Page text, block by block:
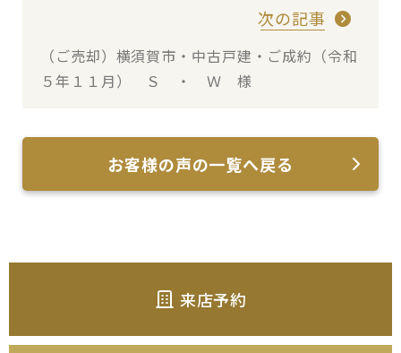
次の記事
（ご売却）横須賀市・中古戸建・ご成約（令和
５年１１月） Ｓ ・ Ｗ 様
お客様の声の一覧へ戻る
来店予約